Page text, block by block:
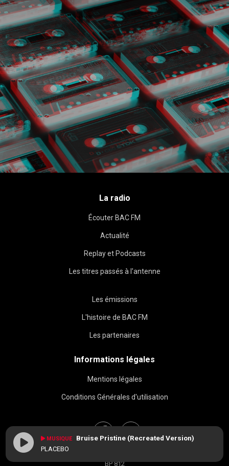
La radio
Écouter BAC FM
Actualité
Replay et Podcasts
Les titres passés à l'antenne
Les émissions
L'histoire de BAC FM
Les partenaires
Informations légales
Mentions légales
Conditions Générales d'utilisation
BP 812
MUSIQUE Bruise Pristine (Recreated Version)
PLACEBO